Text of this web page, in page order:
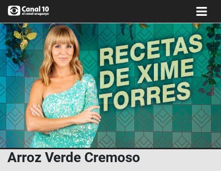
Arroz Verde Cremoso